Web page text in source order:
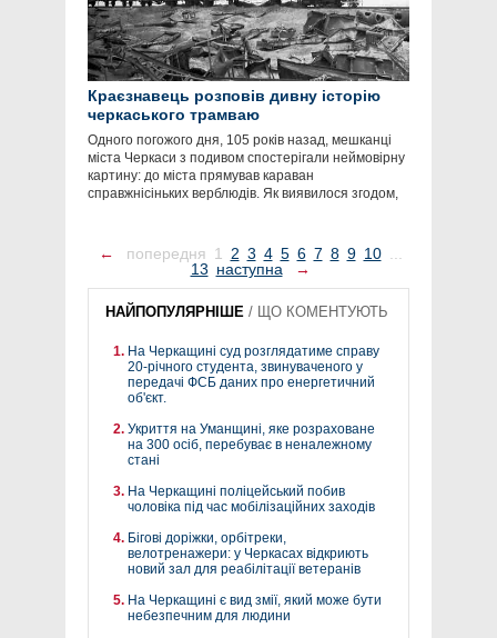
Краєзнавець розповів дивну історію
черкаського трамваю
Одного погожого дня, 105 років назад, мешканці
міста Черкаси з подивом спостерігали неймовірну
картину: до міста прямував караван
справжнісіньких верблюдів. Як виявилося згодом,
← попередня 1 2 3 4 5 6 7 8 9 10 ...
13 наступна →
НАЙПОПУЛЯРНІШЕ / ЩО КОМЕНТУЮТЬ
На Черкащині суд розглядатиме справу
20-річного студента, звинуваченого у
передачі ФСБ даних про енергетичний
об'єкт.
Укриття на Уманщині, яке розраховане
на 300 осіб, перебуває в неналежному
стані
На Черкащині поліцейський побив
чоловіка під час мобілізаційних заходів
Бігові доріжки, орбітреки,
велотренажери: у Черкасах відкриють
новий зал для реабілітації ветеранів
На Черкащині є вид змії, який може бути
небезпечним для людини